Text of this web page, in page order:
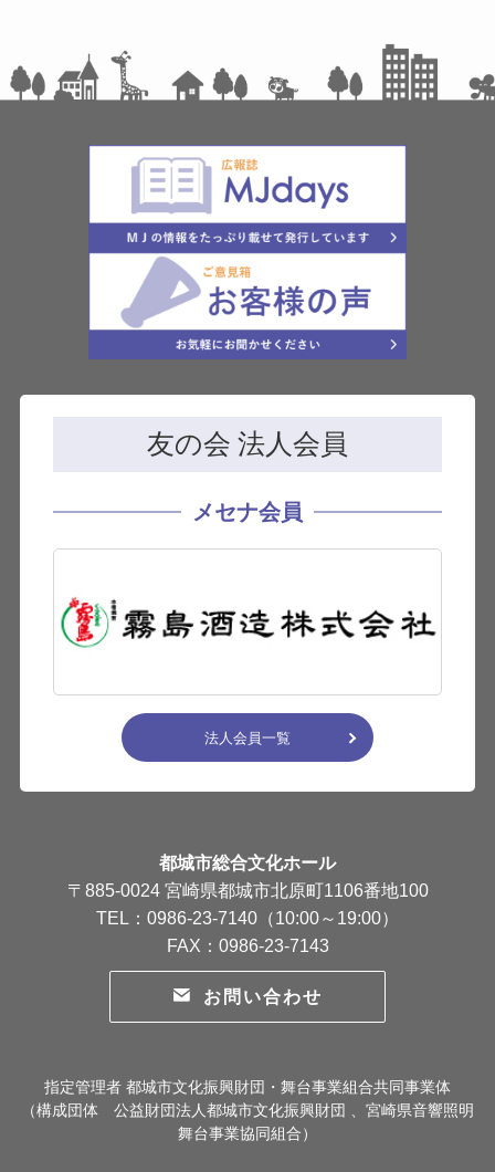
友の会 法人会員
メセナ会員
法人会員一覧
都城市総合文化ホール
〒885-0024 宮崎県都城市北原町1106番地100
TEL：0986-23-7140（10:00～19:00）
FAX：0986-23-7143
お問い合わせ
指定管理者 都城市文化振興財団・舞台事業組合共同事業体
（構成団体 公益財団法人都城市文化振興財団 、宮崎県音響照明
舞台事業協同組合）